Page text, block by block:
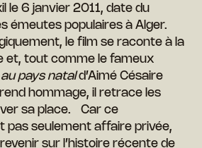
le 6 janvier 2011, date du
émeutes populaires à Alger.
le film se raconte à la
et, tout comme le fameux
pays natald’Aimé Césaire
hommage, il retrace les
sa place. Car ce
pas seulement affaire privée,
sur l’histoire récente de